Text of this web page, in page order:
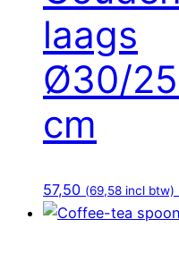
laags
Ø30/
cm
57,50 (69,58 incl btw)